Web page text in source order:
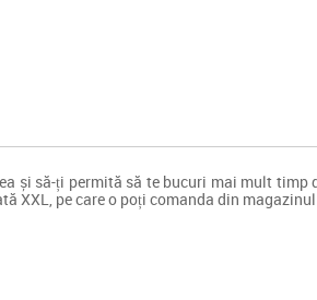
și să-ți permită să te bucuri mai mult
XXL, pe care o poți comanda din